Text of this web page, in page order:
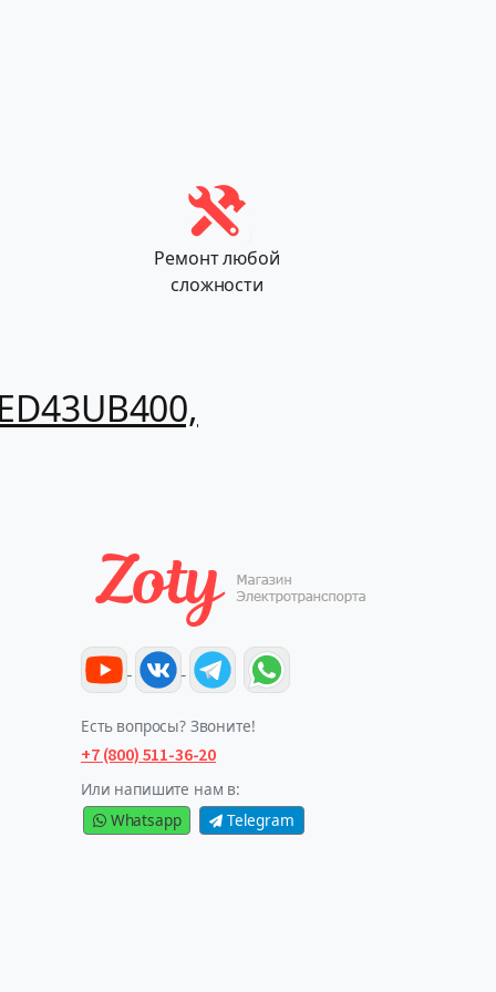
Ремонт любой
сложности
Есть вопросы? Звоните!
+7 (800) 511-36-20
Или напишите нам в:
Whatsapp
Telegram